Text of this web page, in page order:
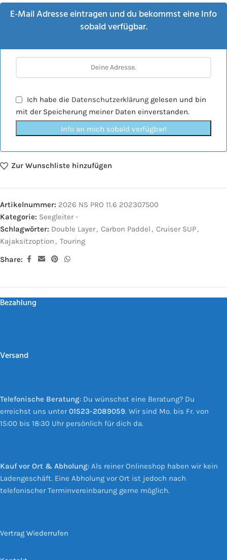
E-Mail Adresse eintragen und du bekommst eine Info
sobald verfügbar.
Ich habe die Datenschutzerklärung gelesen und bin
mit der Speicherung meiner Daten einverstanden.
Info an mich sobald verfügbar!
Zur Wunschliste hinzufügen
Artikelnummer: 2026 NS PRO 11.6 202307500
Kategorie: Seegleiter -
Schlagwörter: Double Layer, Carbon Paddel , Cruiser SUP,
Kajaksitzoption , Touring
Share:
Bezahlung
Versand
Telefonische Beratung: Du wünschst eine Beratung? Du
erreichst uns unter01523-2089059. Wir sind Mo. bis Fr. von
15:00 bis 18:30 Uhr persönlich für dich da.
Kauf vor Ort & Abholung: Als reiner Onlineshop haben wir kein
Ladengeschäft. Eine Abholung vor Ort ist jedoch nach
telefonischer Terminvereinbarung gerne möglich.
Vertrag Wiederrufen